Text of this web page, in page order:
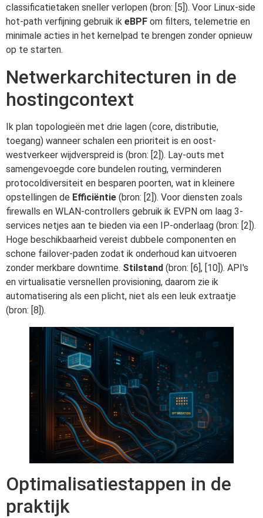
classificatietaken sneller verlopen (bron: [5]). Voor Linux-side
hot-path verfijning gebruik ik eBPF om filters, telemetrie en
minimale acties in het kernelpad te brengen zonder opnieuw
op te starten.
Netwerkarchitecturen in de
hostingcontext
Ik plan topologieën met drie lagen (core, distributie,
toegang) wanneer schalen een prioriteit is en oost-
westverkeer wijdverspreid is (bron: [2]). Lay-outs met
samengevoegde core bundelen routing, verminderen
protocoldiversiteit en besparen poorten, wat in kleinere
opstellingen de Efficiëntie (bron: [2]). Voor diensten zoals
firewalls en WLAN-controllers gebruik ik EVPN om laag 3-
services netjes aan te bieden via een IP-onderlaag (bron: [2]).
Hoge beschikbaarheid vereist dubbele componenten en
schone failover-paden zodat ik onderhoud kan uitvoeren
zonder merkbare downtime. Stilstand (bron: [6], [10]). API's
en virtualisatie versnellen provisioning, daarom zie ik
automatisering als een plicht, niet als een leuk extraatje
(bron: [8]).
Optimalisatiestappen in de
praktijk